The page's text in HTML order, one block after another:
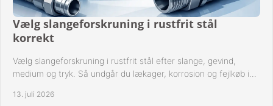
Vælg slangeforskruning i rustfrit stål
korrekt
Vælg slangeforskruning i rustfrit stål efter slange, gevind,
medium og tryk. Så undgår du lækager, korrosion og fejlkøb i
13. juli 2026